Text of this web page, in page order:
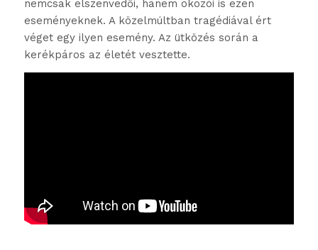
nemcsak elszenvedői, hanem okozói is ezen
eseményeknek. A közelmúltban tragédiával ért
véget egy ilyen esemény. Az ütközés során a
kerékpáros az életét vesztette.